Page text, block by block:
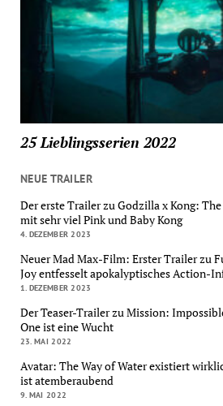
25 Lieblingsserien 2022
NEUE TRAILER
Der erste Trailer zu Godzilla x Kong:
mit sehr viel Pink und Baby Kong
4. DEZEMBER 2023
Neuer Mad Max-Film: Erster Trailer zu
Joy entfesselt apokalyptisches Action-
1. DEZEMBER 2023
Der Teaser-Trailer zu Mission:
One ist eine Wucht
23. MAI 2022
Avatar: The Way of Water existiert
ist atemberaubend
9. MAI 2022